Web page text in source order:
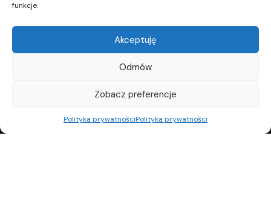
funkcje.
Akceptuję
Odmów
Zobacz preferencje
Polityka prywatnościPolityka prywatności